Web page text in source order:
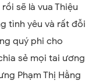
sẽ là vua Thiệu
tình yêu và rất đỗi
quý phi cho
sẻ mọi tai ương
Phạm Thị Hằng